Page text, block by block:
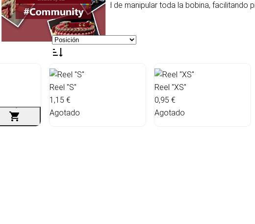
comodidad sin necesidad de manipular toda la bobina, facilitando
materiales enrollados.
Reel "S"
1,15 €
Agotado
Reel "XS"
0,95 €
Agotado